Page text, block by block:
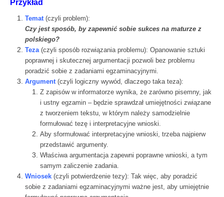
Przykład
Temat (czyli problem):
Czy jest sposób, by zapewnić sobie sukces na maturze z
polskiego?
Teza (czyli sposób rozwiązania problemu): Opanowanie sztuki
poprawnej i skutecznej argumentacji pozwoli bez problemu
poradzić sobie z zadaniami egzaminacyjnymi.
Argument (czyli logiczny wywód, dlaczego taka teza):
Z zapisów w informatorze wynika, że zarówno pisemny, jak
i ustny egzamin – będzie sprawdzał umiejętności związane
z tworzeniem tekstu, w którym należy samodzielnie
formułować tezę i interpretacyjne wnioski.
Aby sformułować interpretacyjne wnioski, trzeba najpierw
przedstawić argumenty.
Właściwa argumentacja zapewni poprawne wnioski, a tym
samym zaliczenie zadania.
Wniosek (czyli potwierdzenie tezy): Tak więc, aby poradzić
sobie z zadaniami egzaminacyjnymi ważne jest, aby umiejętnie